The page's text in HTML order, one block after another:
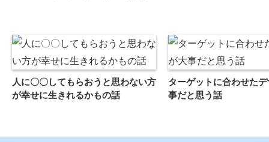
人に〇〇してもらおうと思わない方
が幸せに生きれるかもの話
ターゲットに合わせた
事だと思う話